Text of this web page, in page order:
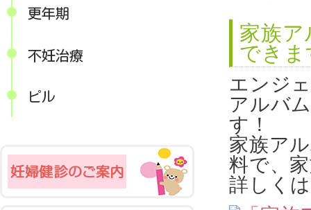
家族
できま
エンジ
アルバ
す！
家族ア
料で、
詳しく